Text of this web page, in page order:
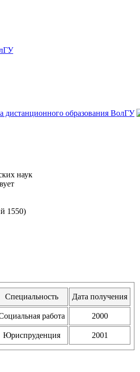
дистанционного образования ВолГУ
наук
1550)
Специальность Дата получения
работа 2000
Юриспруденция 2001